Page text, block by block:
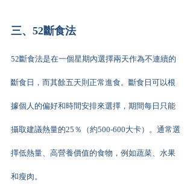
三、52斷食法
52斷食法是在一個星期內選擇兩天作為不連續的
斷食日，而其餘五天則正常進食。斷食日可以根
據個人的偏好和時間安排來選擇，期間每日只能
攝取建議熱量的25％（約500-600大卡）。通常選
擇低熱量、高營養價值的食物，例如蔬菜、水果
和瘦肉。